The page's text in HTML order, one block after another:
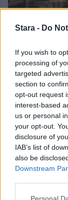
Stara - Do
If you wish to
processing of
targeted
section to
opt-out request
interest-based
us or personal
your opt-out.
disclosure of
IAB’s list of
also be
Downstream
UUTISET
Kela
ikärajasta
2